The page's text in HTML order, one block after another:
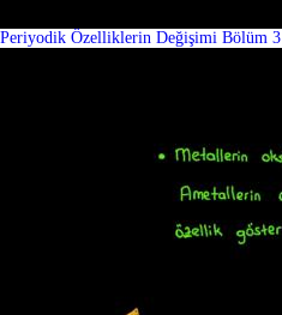
Periyodik Özelliklerin Değişimi Bölüm 3